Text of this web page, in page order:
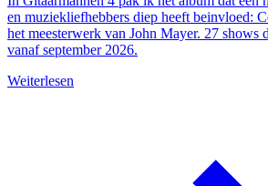
en muziekliefhebbers diep heeft beinvloed:
het meesterwerk van John Mayer. 27 shows
vanaf september 2026.
Weiterlesen